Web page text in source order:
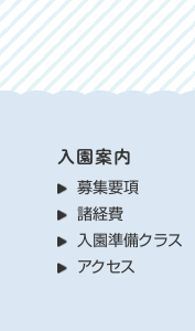
入園案内
募集要項
諸経費
入園準備クラス
アクセス